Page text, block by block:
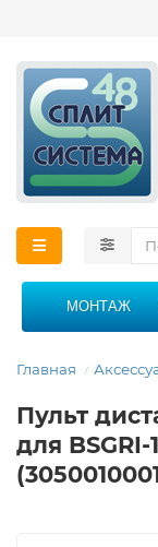
МОНТАЖ
Главная
Пульт
для BSGRI-